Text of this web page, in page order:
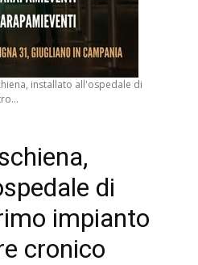
installato all'ospedale di
di
impianto
cronico